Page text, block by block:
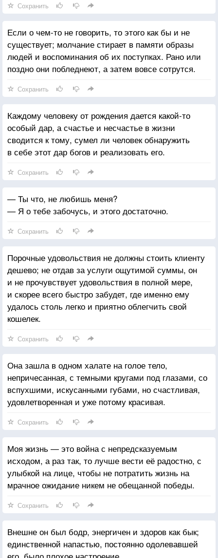
Сохранить
Если о чем-то не говорить, то этого как бы и не
существует; молчание стирает в памяти образы
людей и воспоминания об их поступках. Рано или
поздно они побледнеют, а затем вовсе сотрутся.
Сохранить
Каждому человеку от рождения дается какой-то
особый дар, а счастье и несчастье в жизни
сводится к тому, сумел ли человек обнаружить
в себе этот дар богов и реализовать его.
Сохранить
— Ты что, не любишь меня?
— Я о тебе забочусь, и этого достаточно.
Сохранить
Порочные удовольствия не должны стоить клиенту
дешево; не отдав за услуги ощутимой суммы, он
и не прочувствует удовольствия в полной мере,
и скорее всего быстро забудет, где именно ему
удалось столь легко и приятно облегчить свой
кошелек.
Сохранить
Она зашла в одном халате на голое тело,
непричесанная, с темными кругами под глазами, со
вспухшими, искусанными губами, но счастливая,
удовлетворенная и уже потому красивая.
Сохранить
Моя жизнь — это война с непредсказуемым
исходом, а раз так, то лучше вести её радостно, с
улыбкой на лице, чтобы не потратить жизнь на
мрачное ожидание никем не обещанной победы.
Сохранить
Внешне он был бодр, энергичен и здоров как бык;
единственной напастью, постоянно одолевавшей